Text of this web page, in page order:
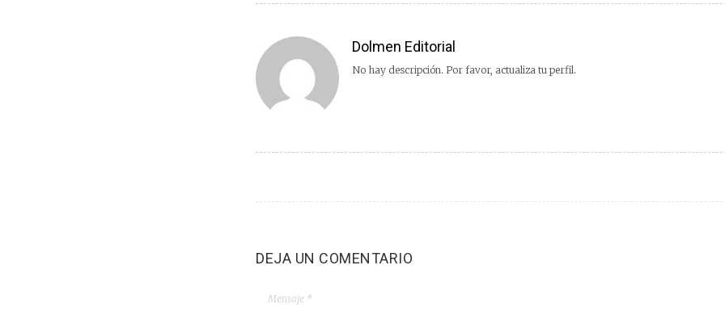
Dolmen Editorial
No hay descripción. Por favor, actualiza tu perfil.
DEJA UN COMENTARIO